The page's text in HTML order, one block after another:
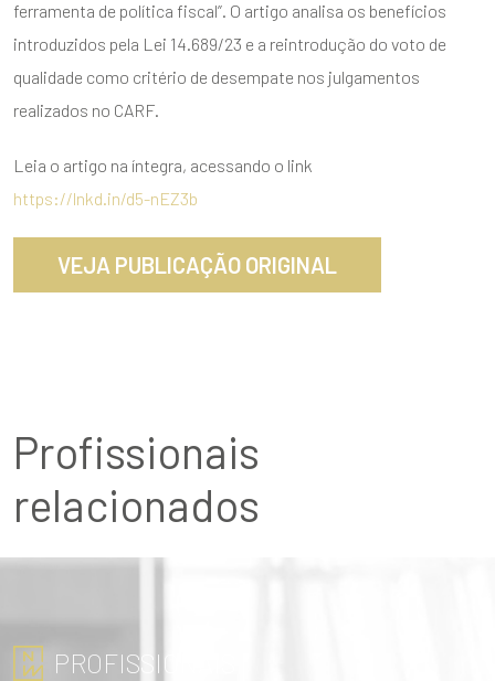
ferramenta de política fiscal”. O artigo analisa os benefícios
introduzidos pela Lei 14.689/23 e a reintrodução do voto de
qualidade como critério de desempate nos julgamentos
realizados no CARF.
Leia o artigo na íntegra, acessando o link
https://lnkd.in/d5-nEZ3b
VEJA PUBLICAÇÃO ORIGINAL
Profissionais
relacionados
PROFISSIONAIS